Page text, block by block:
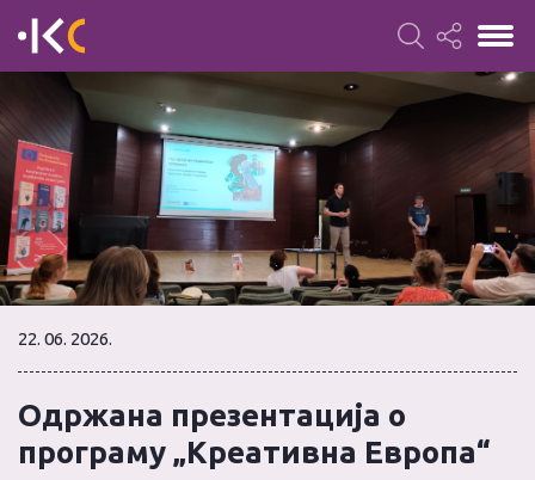
22. 06. 2026.
Одржана презентација о
програму „Креативна Европа“